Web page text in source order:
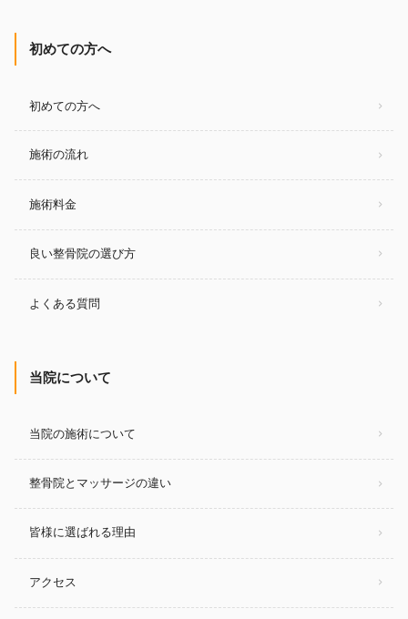
初めての方へ
初めての方へ
施術の流れ
施術料金
良い整骨院の選び方
よくある質問
当院について
当院の施術について
整骨院とマッサージの違い
皆様に選ばれる理由
アクセス